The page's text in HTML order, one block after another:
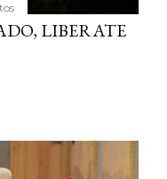
LIBERATE